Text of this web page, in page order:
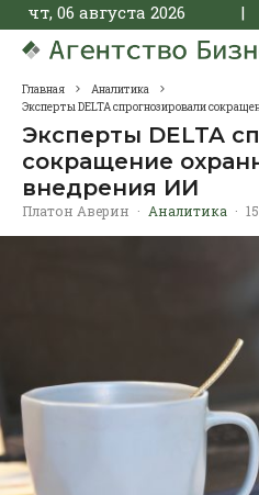
чт, 06 августа 2026 |
Главная
Аналитика
Эксперты DELTA спрогнозировали
Эксперты DELTA
сокращение
внедрения ИИ
Платон Аверин · Аналитика ·